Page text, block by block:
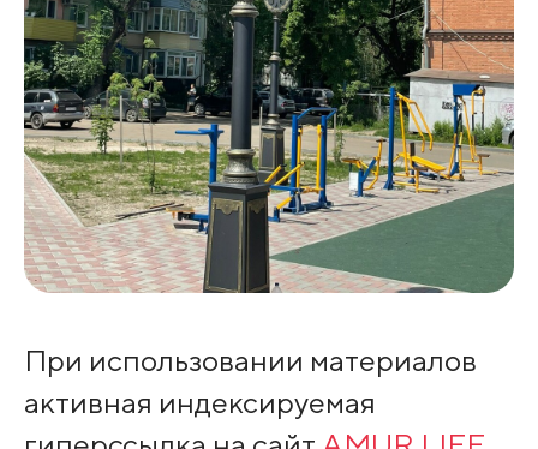
При использовании материалов
активная индексируемая